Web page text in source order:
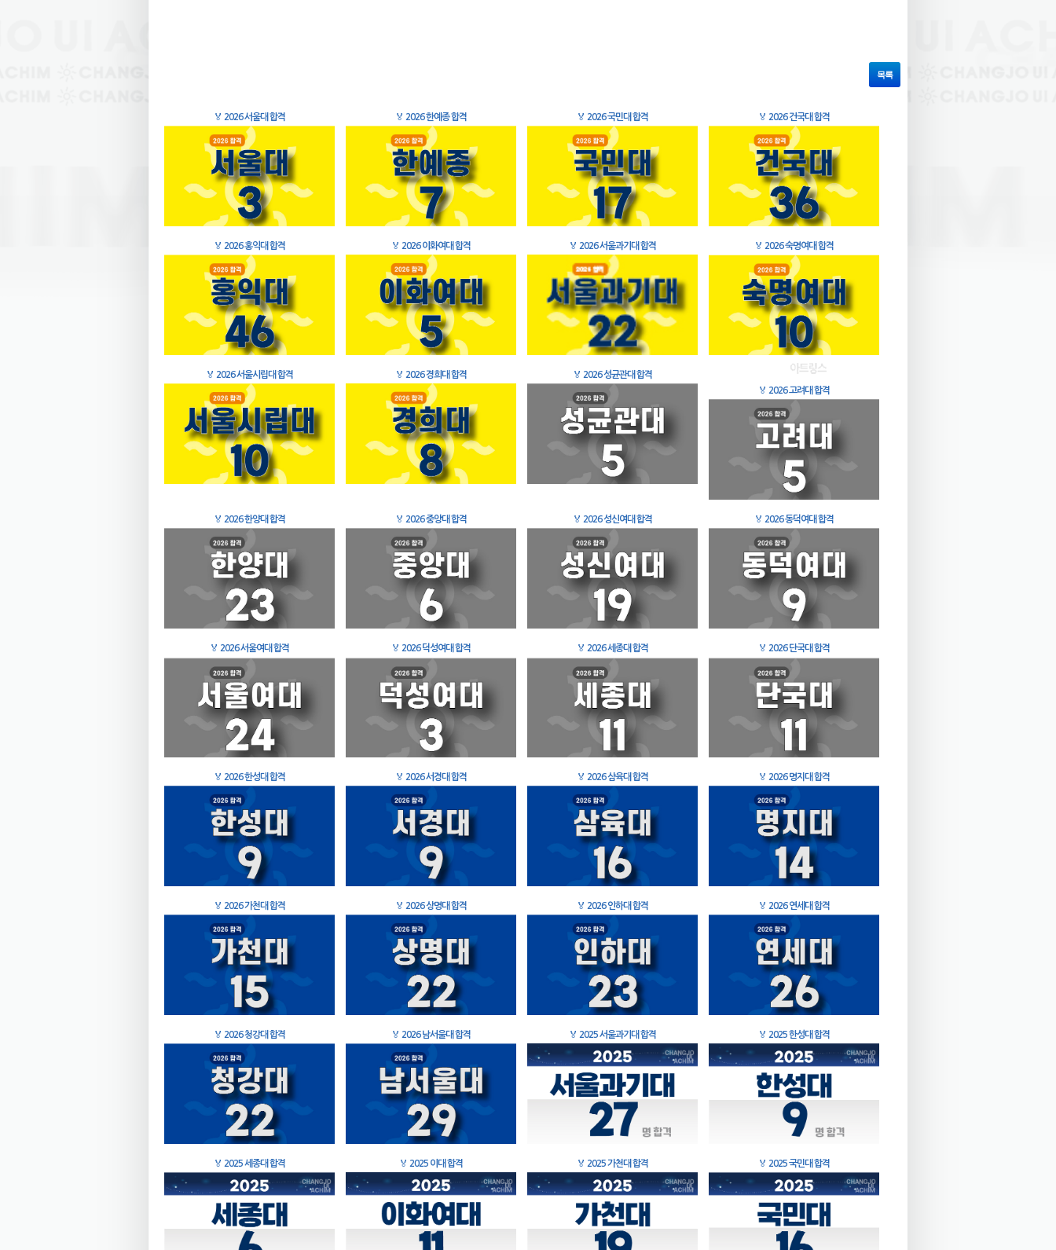
목록
🏅 2026 서울대 합격 🏅 2026 한예종 합격 🏅 2026 국민대 합격 🏅 2026 건국대 합격
🏅 2026 홍익대 합격 🏅 2026 이화여대 합격 🏅 2026 서울과기대 합격 🏅 2026 숙명여대 합격
🏅 2026 서울시립대 합격 🏅 2026 경희대 합격 🏅 2026 성균관대 합격
🏅 2026 고려대 합격
🏅 2026 한양대 합격 🏅 2026 중앙대 합격 🏅 2026 성신여대 합격 🏅 2026 동덕여대 합격
🏅 2026 서울여대 합격 🏅 2026 덕성여대 합격 🏅 2026 세종대 합격 🏅 2026 단국대 합격
🏅 2026 한성대 합격 🏅 2026 서경대 합격 🏅 2026 삼육대 합격 🏅 2026 명지대 합격
🏅 2026 가천대 합격 🏅 2026 상명대 합격 🏅 2026 인하대 합격 🏅 2026 연세대 합격
🏅 2026 청강대 합격 🏅 2026 남서울대 합격 🏅 2025 서울과기대 합격 🏅 2025 한성대 합격
🏅 2025 세종대 합격 🏅 2025 이대 합격 🏅 2025 가천대 합격 🏅 2025 국민대 합격